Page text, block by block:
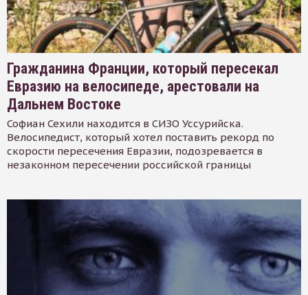
Гражданина Франции, который пересекал
Евразию на велосипеде, арестовали на
Дальнем Востоке
Софиан Сехили находится в СИЗО Уссурийска.
Велосипедист, который хотел поставить рекорд по
скорости пересечения Евразии, подозревается в
незаконном пересечении российской границы